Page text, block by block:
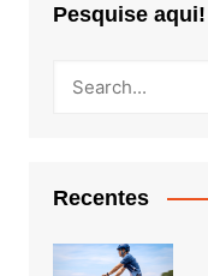
Pesquise aqui!
Recentes